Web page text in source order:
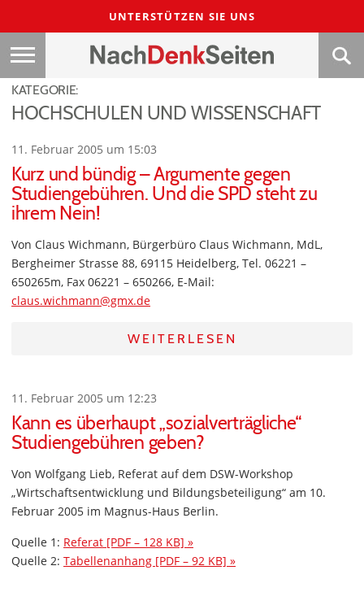
UNTERSTÜTZEN SIE UNS
KATEGORIE:
HOCHSCHULEN UND WISSENSCHAFT
11. Februar 2005 um 15:03
Kurz und bündig – Argumente gegen
Studiengebühren. Und die SPD steht zu
ihrem Nein!
Von Claus Wichmann, Bürgerbüro Claus Wichmann, MdL,
Bergheimer Strasse 88, 69115 Heidelberg, Tel. 06221 –
650265m, Fax 06221 – 650266, E-Mail:
claus.wichmann@gmx.de
WEITERLESEN
11. Februar 2005 um 12:23
Kann es überhaupt „sozialverträgliche“
Studiengebühren geben?
Von Wolfgang Lieb, Referat auf dem DSW-Workshop
„Wirtschaftsentwicklung und Bildungsbeteiligung“ am 10.
Februar 2005 im Magnus-Haus Berlin.
Quelle 1: Referat [PDF – 128 KB] »
Quelle 2: Tabellenanhang [PDF – 92 KB] »